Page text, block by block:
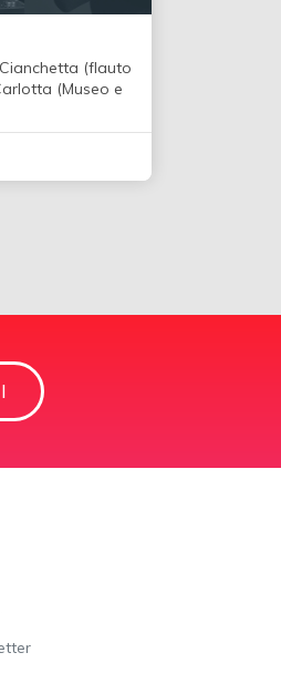
(flauto
(Museo e